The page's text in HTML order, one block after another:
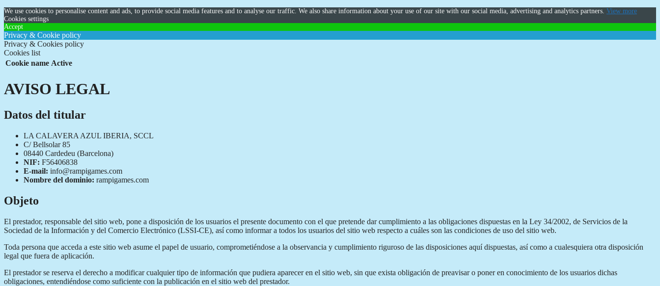
We use cookies to personalise content and ads, to provide social media features and to analyse our traffic. We also share information about your use of our site with our social media, advertising and analytics partners. View more
Cookies settings
Accept
Privacy & Cookie policy
Privacy & Cookies policy
Cookies list
Cookie name Active
AVISO LEGAL
Datos del titular
LA CALAVERA AZUL IBERIA, SCCL
C/ Bellsolar 85
08440 Cardedeu (Barcelona)
NIF: F56406838
E-mail: info@rampigames.com
Nombre del dominio: rampigames.com
Objeto
El prestador, responsable del sitio web, pone a disposición de los usuarios el presente documento con el que pretende dar cumplimiento a las obligaciones dispuestas en la Ley 34/2002, de Servicios de la
Sociedad de la Información y del Comercio Electrónico (LSSI-CE), así como informar a todos los usuarios del sitio web respecto a cuáles son las condiciones de uso del sitio web.
Toda persona que acceda a este sitio web asume el papel de usuario, comprometiéndose a la observancia y cumplimiento riguroso de las disposiciones aquí dispuestas, así como a cualesquiera otra disposición
legal que fuera de aplicación.
El prestador se reserva el derecho a modificar cualquier tipo de información que pudiera aparecer en el sitio web, sin que exista obligación de preavisar o poner en conocimiento de los usuarios dichas
obligaciones, entendiéndose como suficiente con la publicación en el sitio web del prestador.